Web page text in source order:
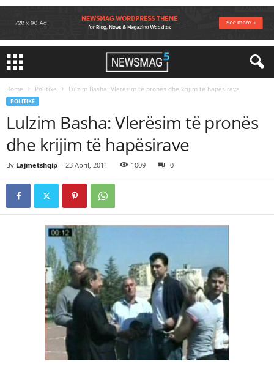
Home Politike Lulzim Basha: Vlerësim të pronës dhe krijim të hapësirave
POLITIKE
Lulzim Basha: Vlerësim të pronës
dhe krijim të hapësirave
By Lajmetshqip - 23 April, 2011 1009 0